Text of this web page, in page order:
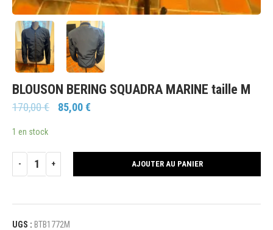
BLOUSON BERING SQUADRA MARINE taille M
170,00€ 85,00€
1 en stock
AJOUTER AU PANIER
UGS : BTB1772M